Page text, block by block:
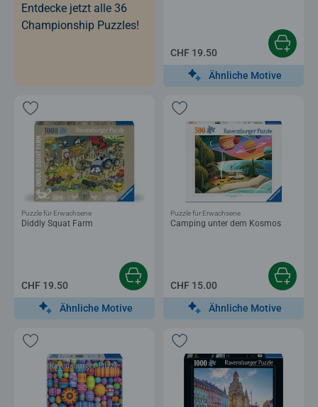
Entdecke jetzt alle 36
Championship Puzzles!
CHF 19.50
Ähnliche Motive
Diddly Squat Farm
Puzzle für Erwachsene
CHF 19.50
Ähnliche Motive
Camping unter dem Kosmos
Puzzle für Erwachsene
CHF 15.00
Ähnliche Motive